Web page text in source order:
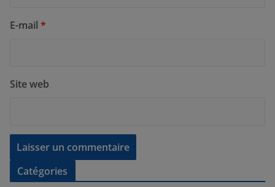
E-mail *
Site web
Catégories